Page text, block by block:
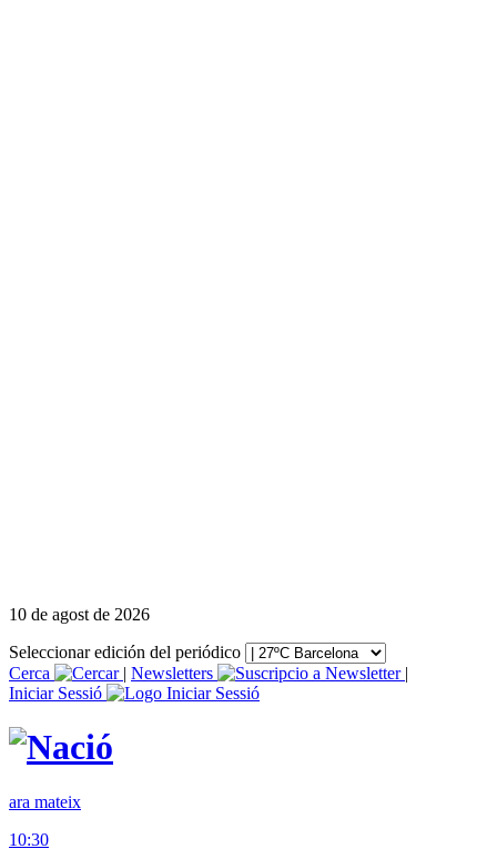
10 de agost de 2026
Seleccionar edición del periódico
Cerca
| Newsletters
|
Iniciar Sessió
ara mateix
10:30